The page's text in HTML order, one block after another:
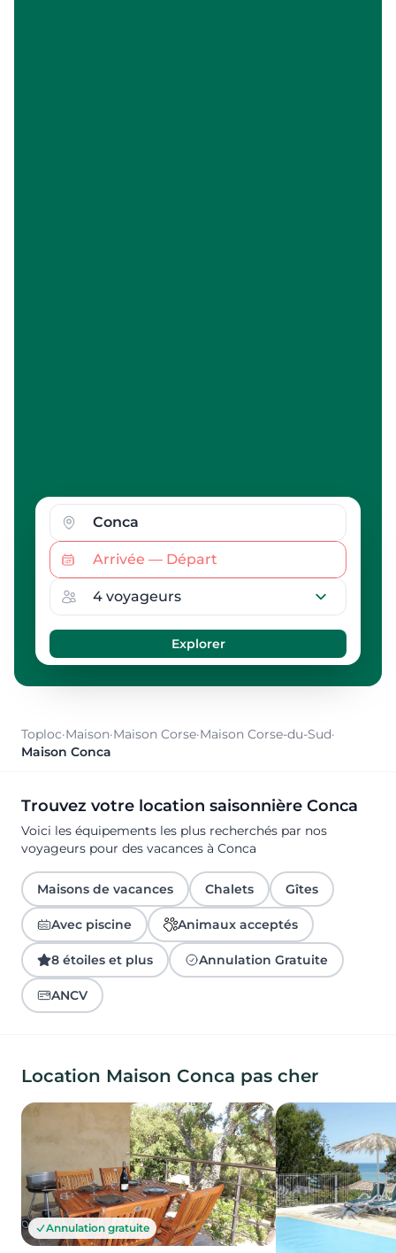
Toploc·Maison·Maison Corse·Maison Corse-du-Sud·
Maison Conca
Trouvez votre location saisonnière Conca
Voici les équipements les plus recherchés par nos
voyageurs pour des vacances à Conca
Maisons de vacances Chalets Gîtes
Avec piscine Animaux acceptés
8 étoiles et plus Annulation Gratuite
ANCV
Location Maison Conca pas cher
Annulation gratuite